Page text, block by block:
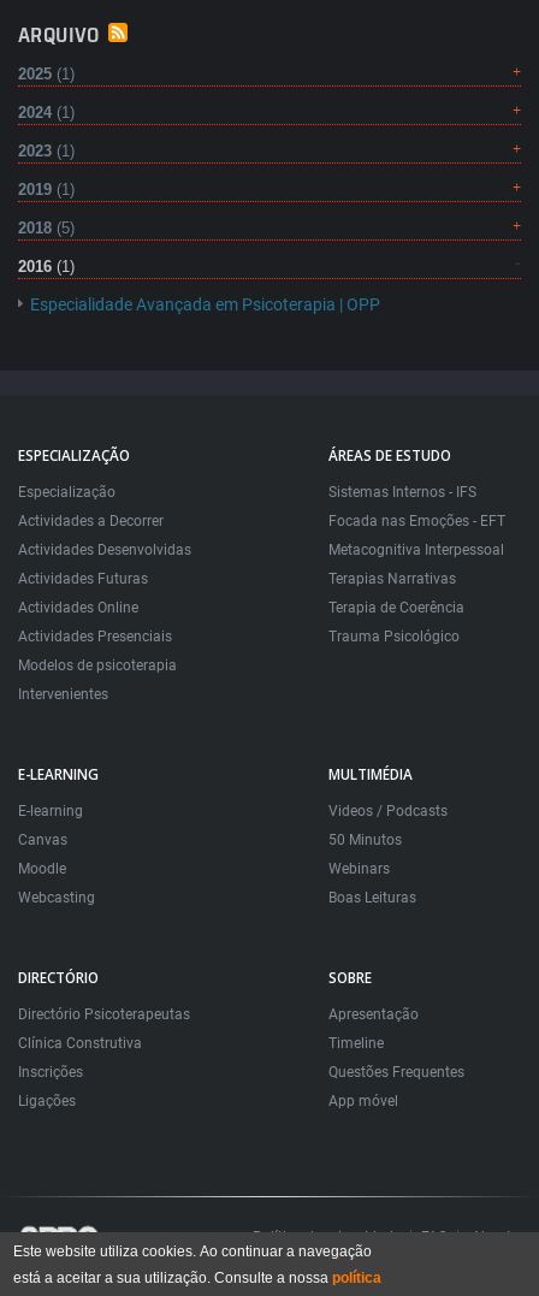
ARQUIVO
2025 (1)
2024 (1)
2023 (1)
2019 (1)
2018 (5)
2016 (1)
Especialidade Avançada em Psicoterapia | OPP
ESPECIALIZAÇÃO
Especialização
Actividades a Decorrer
Actividades Desenvolvidas
Actividades Futuras
Actividades Online
Actividades Presenciais
Modelos de psicoterapia
Intervenientes
ÁREAS DE ESTUDO
Sistemas Internos - IFS
Focada nas Emoções - EFT
Metacognitiva Interpessoal
Terapias Narrativas
Terapia de Coerência
Trauma Psicológico
E-LEARNING
E-learning
Canvas
Moodle
Webcasting
MULTIMÉDIA
Videos / Podcasts
50 Minutos
Webinars
Boas Leituras
DIRECTÓRIO
Directório Psicoterapeutas
Clínica Construtiva
Inscrições
Ligações
SOBRE
Apresentação
Timeline
Questões Frequentes
App móvel
Política de privacidade FAQ About
Todos os direitos reservados. Sociedade Portuguesa de Psicoterapias Construtivistas
Este website utiliza cookies. Ao continuar a navegação
está a aceitar a sua utilização. Consulte a nossapolítica